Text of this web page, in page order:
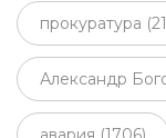
прокуратура
Александр